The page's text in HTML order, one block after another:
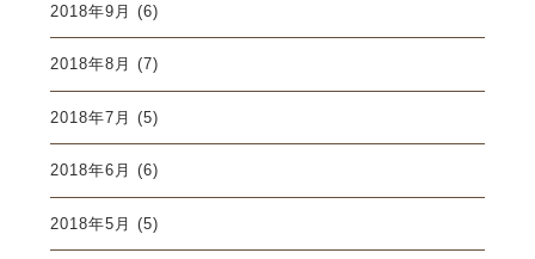
2018年9月 (6)
2018年8月 (7)
2018年7月 (5)
2018年6月 (6)
2018年5月 (5)